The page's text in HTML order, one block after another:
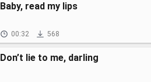
Baby, read my lips
00:32 568
Don’t lie to me, darling